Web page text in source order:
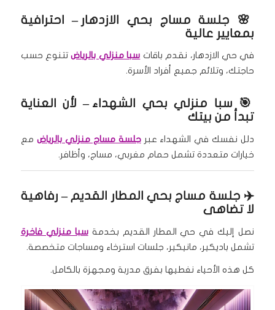
🌸 جلسة مساج بحي الازدهار – احترافية
بمعايير عالية
في حي الازدهار، نقدم باقات سبا منزلي بالرياضتتنوع حسب
حاجتك، وتلائم جميع أفراد الأسرة.
🎯 سبا منزلي بحي الشهداء – لأن العناية
تبدأ من بيتك
دلل نفسك في الشهداء عبرجلسة مساج منزلي بالرياض مع
خيارات متعددة تشمل حمام مغربي، مساج، وأظافر.
✈️ جلسة مساج بحي المطار القديم – رفاهية
لا تضاهى
نصل إليك في حي المطار القديم بخدمةسبا منزلي فاخرة
تشمل باديكير، مانيكير، جلسات استرخاء ومساجات متخصصة.
كل هذه الأحياء نغطيها بفرق مدربة ومجهزة بالكامل.